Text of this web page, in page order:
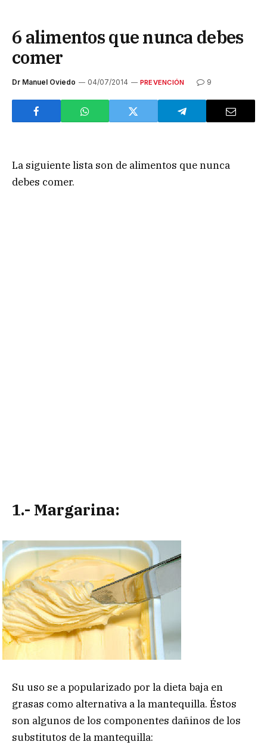
6 alimentos que nunca debes
comer
Dr Manuel Oviedo 04/07/2014 PREVENCIÓN 9
La siguiente lista son de alimentos que nunca
debes comer.
1.- Margarina:
Su uso se a popularizado por la dieta baja en
grasas como alternativa a la mantequilla. Éstos
son algunos de los componentes dañinos de los
substitutos de la mantequilla: